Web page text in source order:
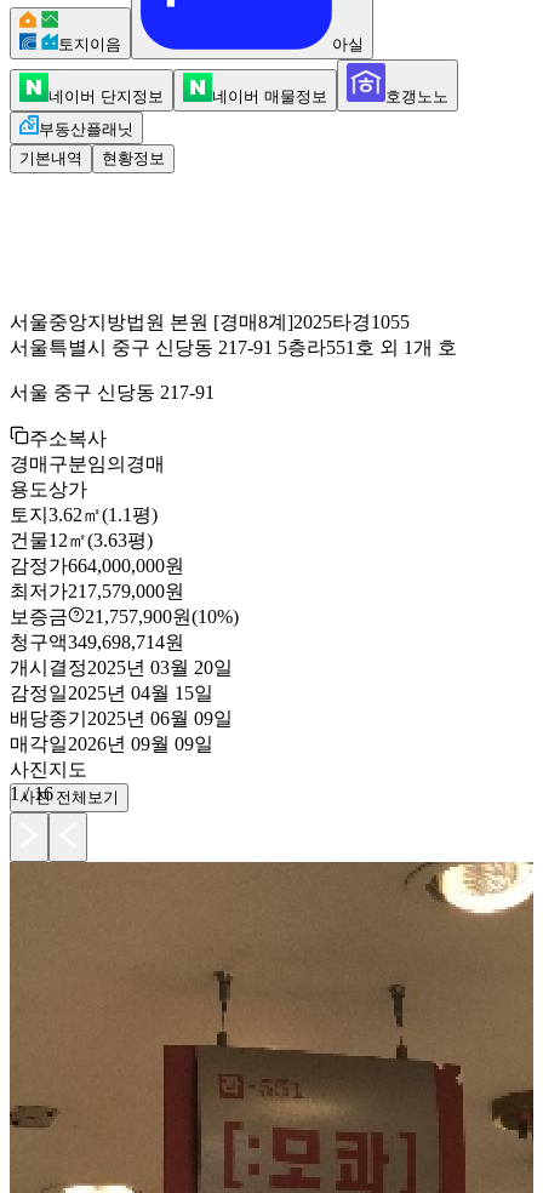
토지이음 아실
네이버 단지정보 네이버 매물정보
호갱노노
부동산플래닛
기본내역
현황정보
서울중앙지방법원 본원 [경매8계]2025타경1055
서울특별시 중구 신당동 217-91 5층라551호 외 1개 호
서울 중구 신당동 217-91
주소복사
경매구분임의경매
용도상가
토지 3.62㎡(1.1평)
건물12㎡(3.63평)
감정가664,000,000원
최저가217,579,000원
보증금
21,757,900원(10%)
청구액349,698,714원
개시결정2025년 03월 20일
감정일2025년 04월 15일
배당종기 2025년 06월 09일
매각일2026년 09월 09일
사진지도
1 /16
사진 전체보기